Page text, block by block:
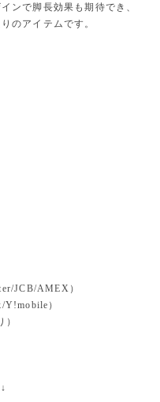
ンで脚長効果も期待でき、
のアイテムです。
JCB/AMEX）
Y!mobile）